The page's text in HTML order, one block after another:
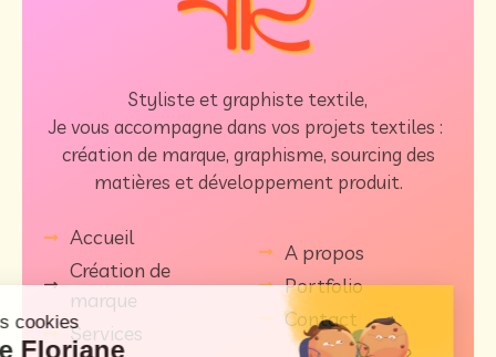
Styliste et graphiste textile,
Je vous accompagne dans vos projets textiles :
création de marque, graphisme, sourcing des
matières et développement produit.
Accueil
Création de
marque
Services
A propos
Portfolio
Contact